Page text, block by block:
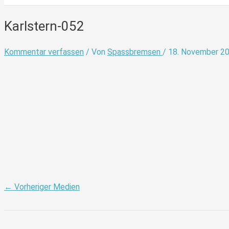
Karlstern-052
Kommentar verfassen / Von Spassbremsen / 18. November
← Vorheriger Medien